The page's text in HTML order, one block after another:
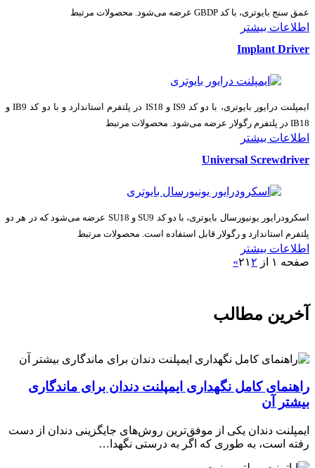
عمق سنج بایوتری، با کد GBDP عرضه می‌شود. محصولات مرتبط
اطلاعات بیشتر
Implant Driver
ایمپلنت درایور بایوتری، با دو کد IS9 و IS18 در پلتفرم استاندارد و با دو کد IB9 و
IB18 در پلتفرم رگولار عرضه می‌شود. محصولات مرتبط
اطلاعات بیشتر
Universal Screwdriver
اسکرودرایور یونیورسال بایوتری، با دو کد SU9 و SU18 عرضه می‌شود که در هر دو
پلتفرم استاندارد و رگولار قابل استفاده است. محصولات مرتبط
اطلاعات بیشتر
صفحه ۱ از ۲
۱۲ »
آخرین مطالب
راهنمای کامل نگهداری ایمپلنت دندان برای ماندگاری
بیشتر آن
ایمپلنت دندان یکی از موفق‌ترین روش‌های جایگزینی دندان از دست
رفته است، به طوری که اگر به درستی نگهدا…